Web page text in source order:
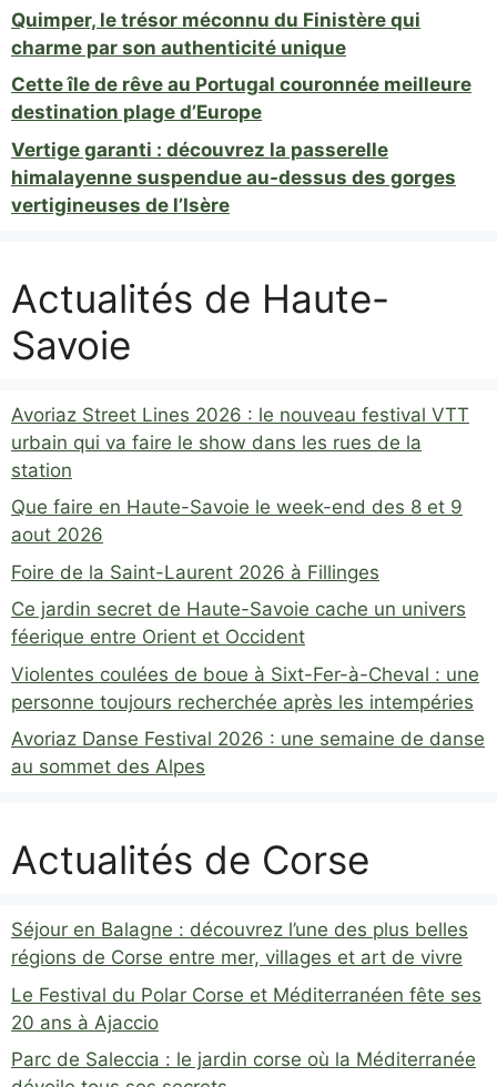
Quimper, le trésor méconnu du Finistère qui
charme par son authenticité unique
Cette île de rêve au Portugal couronnée meilleure
destination plage d’Europe
Vertige garanti : découvrez la passerelle
himalayenne suspendue au-dessus des gorges
vertigineuses de l’Isère
Actualités de Haute-
Savoie
Avoriaz Street Lines 2026 : le nouveau festival VTT
urbain qui va faire le show dans les rues de la
station
Que faire en Haute-Savoie le week-end des 8 et 9
aout 2026
Foire de la Saint-Laurent 2026 à Fillinges
Ce jardin secret de Haute-Savoie cache un univers
féerique entre Orient et Occident
Violentes coulées de boue à Sixt-Fer-à-Cheval : une
personne toujours recherchée après les intempéries
Avoriaz Danse Festival 2026 : une semaine de danse
au sommet des Alpes
Actualités de Corse
Séjour en Balagne : découvrez l’une des plus belles
régions de Corse entre mer, villages et art de vivre
Le Festival du Polar Corse et Méditerranéen fête ses
20 ans à Ajaccio
Parc de Saleccia : le jardin corse où la Méditerranée